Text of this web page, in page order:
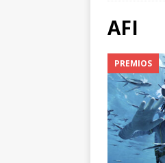
AFI
PREMIOS